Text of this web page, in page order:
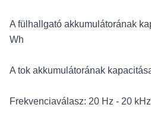
A fülhallgató akkumulátorának
Wh
A tok akkumulátorának
Frekvenciaválasz: 20 Hz - 20 kHz